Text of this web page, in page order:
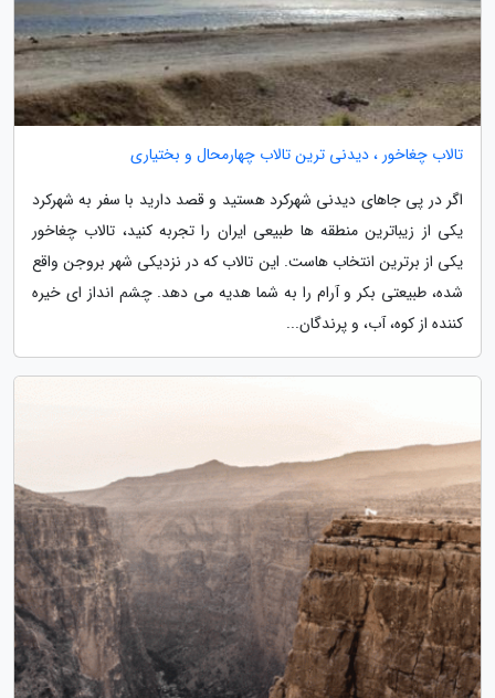
تالاب چغاخور ، دیدنی ترین تالاب چهارمحال و بختیاری
اگر در پی جاهای دیدنی شهرکرد هستید و قصد دارید با سفر به شهرکرد
یکی از زیباترین منطقه ها طبیعی ایران را تجربه کنید، تالاب چغاخور
یکی از برترین انتخاب هاست. این تالاب که در نزدیکی شهر بروجن واقع
شده، طبیعتی بکر و آرام را به شما هدیه می دهد. چشم انداز ای خیره
کننده از کوه، آب، و پرندگان...